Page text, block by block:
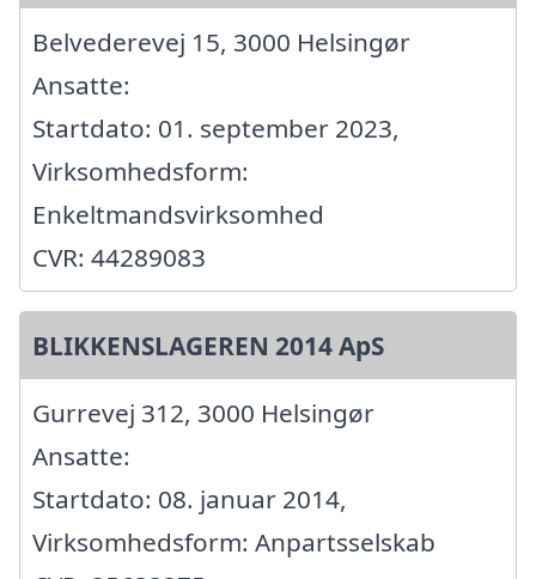
Belvederevej 15, 3000 Helsingør
Ansatte:
Startdato: 01. september 2023,
Virksomhedsform:
Enkeltmandsvirksomhed
CVR: 44289083
BLIKKENSLAGEREN 2014 ApS
Gurrevej 312, 3000 Helsingør
Ansatte:
Startdato: 08. januar 2014,
Virksomhedsform: Anpartsselskab